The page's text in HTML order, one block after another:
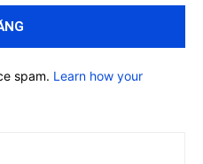
spam. Learn how your